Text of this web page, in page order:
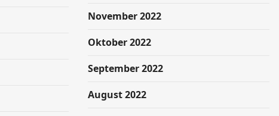
November 2022
Oktober 2022
September 2022
August 2022